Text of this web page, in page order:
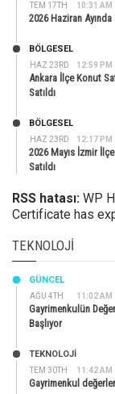
TEM 17TH 10:31 AM
2026 Haziran
HAZ 23RD 12:59 PM
BÖLGESEL
Ankara İlçe Konut
Satıldı
HAZ 23RD 12:17 PM
BÖLGESEL
2026 Mayıs İzmir
Satıldı
RSS hatası: WP
Certificate has
TEKNOLOJI
AĞU 4TH 11:02 AM
GÜNCEL
Gayrimenkulün
Başlıyor
TEM 30TH 11:42 AM
TEKNOLOJİ
Gayrimenkul